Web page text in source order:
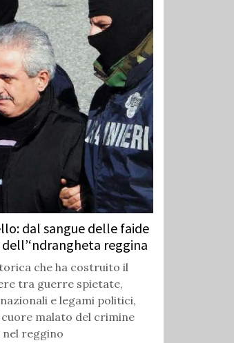
dal sangue delle faide
reggina
che ha costruito il
tra guerre spietate,
e legami politici,
malato del crimine
reggino